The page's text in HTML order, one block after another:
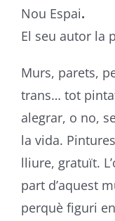
Nou Espai.
El seu autor la
Murs, parets,
trans… tot
alegrar, o no,
la vida.
lliure, gratuït.
part d’aquest
perquè figuri